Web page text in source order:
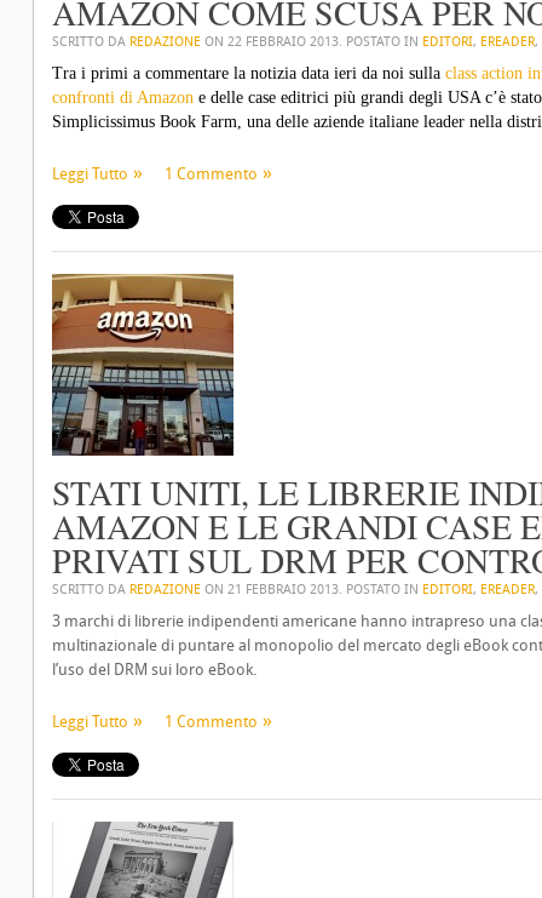
AMAZON COME SCUSA PER
SCRITTO DA REDAZIONE ON 22 FEBBRAIO 2013. POSTATO IN EDITORI, EREADER,
Tra i primi a commentare la notizia data ieri da noi sulla class action
confronti di Amazon e delle case editrici più grandi degli USA c’è
Simplicissimus Book Farm, una delle aziende italiane leader nella
Leggi Tutto 1 Commento
STATI UNITI, LE LIBRERIE
AMAZON E LE GRANDI CASE
PRIVATI SUL DRM PER
SCRITTO DA REDAZIONE ON 21 FEBBRAIO 2013. POSTATO IN EDITORI, EREADER,
3 marchi di librerie indipendenti americane hanno intrapreso una
multinazionale di puntare al monopolio del mercato degli eBook
l’uso del DRM sui loro eBook.
Leggi Tutto 1 Commento